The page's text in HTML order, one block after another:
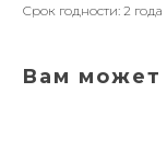
Срок годности: 2 года
Вам может